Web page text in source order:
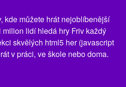
kde můžete hrát nejoblíbenější
lidí hledá hry Friv každý
skvělých html5 her (javascript
v práci, ve škole nebo doma.